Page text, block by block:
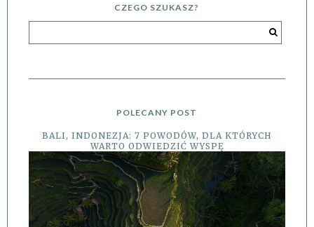
CZEGO SZUKASZ?
POLECANY POST
BALI, INDONEZJA: 7 POWODÓW, DLA KTÓRYCH
WARTO ODWIEDZIĆ WYSPĘ